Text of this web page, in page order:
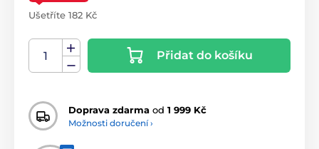
Ušetříte 182 Kč
Přidat do košíku
Doprava zdarma od 1 999 Kč
Možnosti doručení ›